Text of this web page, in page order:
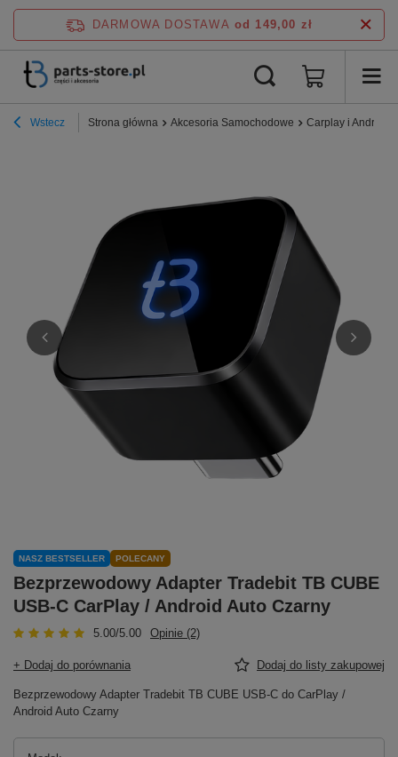
DARMOWA DOSTAWA od 149,00 zł
Wstecz Strona główna Akcesoria Samochodowe Carplay i Android
NASZ BESTSELLER POLECANY
Bezprzewodowy Adapter Tradebit TB CUBE
USB-C CarPlay / Android Auto Czarny
5.00/5.00 Opinie (2)
+ Dodaj do porównania Dodaj do listy zakupowej
Bezprzewodowy Adapter Tradebit TB CUBE USB-C do CarPlay /
Android Auto Czarny